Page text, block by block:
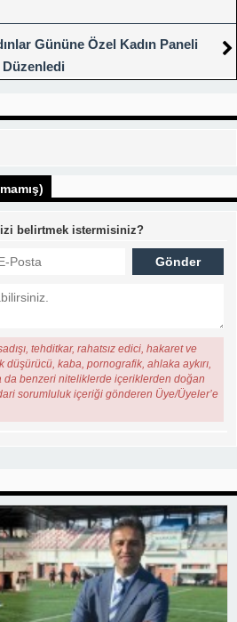
Gününe Özel Kadın Paneli
Düzenledi
belirtmek istermisiniz?
tehditkar, rahatsız edici, hakaret ve
düşürücü, kaba, pornografik, ahlaka aykırı,
da benzeri niteliklerde içeriklerden doğan
sorumluluk içeriği gönderen Üye/Üyeler’e